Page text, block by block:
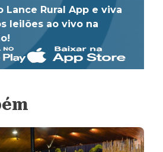
Lance Rural App e viva
leilões ao vivo na